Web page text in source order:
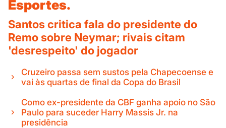
Esportes.
Santos critica fala do presidente do
Remo sobre Neymar; rivais citam
'desrespeito' do jogador
Cruzeiro passa sem sustos pela Chapecoense e
vai às quartas de final da Copa do Brasil
Como ex-presidente da CBF ganha apoio no São
Paulo para suceder Harry Massis Jr. na
presidência